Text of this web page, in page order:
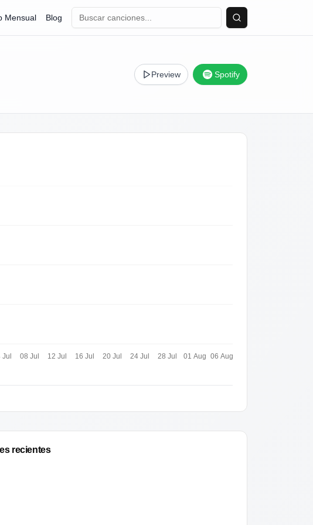
Mensual Blog
Buscar
Preview Spotify
Jul 08 Jul 12 Jul 16 Jul 20 Jul 24 Jul 28 Jul 01 Aug 06 Aug
recientes